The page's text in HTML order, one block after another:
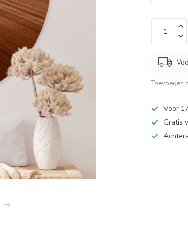
Toevoegen
Voor
Gratis